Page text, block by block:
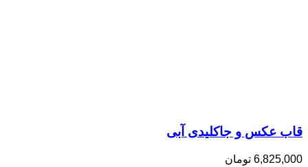
قاب عکس و جاکلیدی آبی
6,825,000 تومان